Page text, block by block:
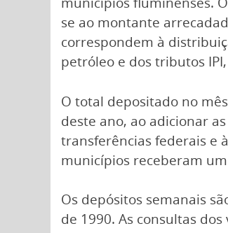
se ao montante
correspondem à
petróleo e dos tributos
O total depositado no
deste ano, ao adicionar
transferências federais e
municípios receberam
Os depósitos semanais
de 1990. As consultas